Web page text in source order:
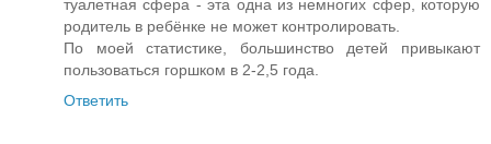
туалетная сфера - эта одна из немногих сфер, которую
родитель в ребёнке не может контролировать.
По моей статистике, большинство детей привыкают
пользоваться горшком в 2-2,5 года.
Ответить